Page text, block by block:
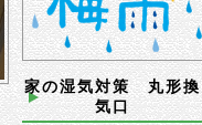
家の湿気対策 丸形換
気口